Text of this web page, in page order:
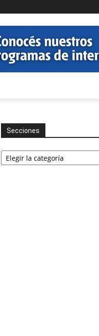
Secciones
Secciones